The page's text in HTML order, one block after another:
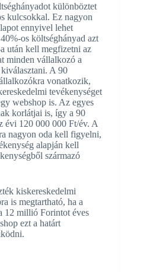
különböztet
kulcsokkal. Ez nagyon
ennyivel lehet
os költséghányad azt
után kell megfizetni az
minden vállalkozó a
A 90
vonatkozik,
tevékenységet
webshop is. Az egyes
korlátjai is, így a 90
évi 120 000 000 Ft/év. A
nagyon oda kell figyelni,
alapján kell
származó
kiskereskedelmi
is megtartható, ha a
12 millió Forintot éves
ezt a határt